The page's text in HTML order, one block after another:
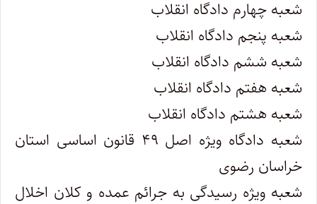
شعبه چهارم دادگاه انقلاب
شعبه پنجم دادگاه انقلاب
شعبه ششم دادگاه انقلاب
شعبه هفتم دادگاه انقلاب
شعبه هشتم دادگاه انقلاب
شعبه دادگاه ویژه اصل ۴۹ قانون اساسی استان
خراسان رضوی
شعبه ویژه رسیدگی به جرائم عمده و کلان اخلال